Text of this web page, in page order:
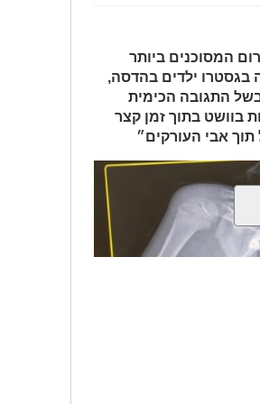
סמוי אחר רכב החשוד
אסורים. השוטרים
ביצעו את מעצר הנהגת, ובחיפוש ברכב נתפסו למעלה מ-2 ק"ג של חומרים
החשודים כסמים מסוכנים, טלפון נייד ו-1,700 ש"ח במזומן. החשודה (25) תושבת
המסוכנים ביותר
בגסטרו ילדים בהדסה,
התגובה הכימית
בוושט בתוך זמן קצר
אבי העורקים״